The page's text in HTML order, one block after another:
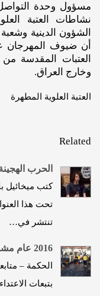
مسؤول وحدة
نشاطات العتبة
الشؤون الدينية
أن ضيوف المهرجان
العتبات المقدسة
وخارج العراق.
العتبة العلوية المطهرة
Related
الحرب
كتب ميخائيل
تحت هذا
تنتشر في…
2016 عام مشؤوم لقطاع السياحة في تركيا
الحكمة –
بتبعات